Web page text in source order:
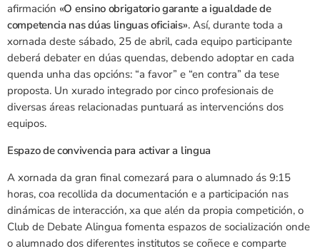
afirmación «O ensino obrigatorio garante a igualdade de
competencia nas dúas linguas oficiais». Así, durante toda a
xornada deste sábado, 25 de abril, cada equipo participante
deberá debater en dúas quendas, debendo adoptar en cada
quenda unha das opcións: “a favor” e “en contra” da tese
proposta. Un xurado integrado por cinco profesionais de
diversas áreas relacionadas puntuará as intervencións dos
equipos.
Espazo de convivencia para activar a lingua
A xornada da gran final comezará para o alumnado ás 9:15
horas, coa recollida da documentación e a participación nas
dinámicas de interacción, xa que alén da propia competición, o
Club de Debate Alingua fomenta espazos de socialización onde
o alumnado dos diferentes institutos se coñece e comparte